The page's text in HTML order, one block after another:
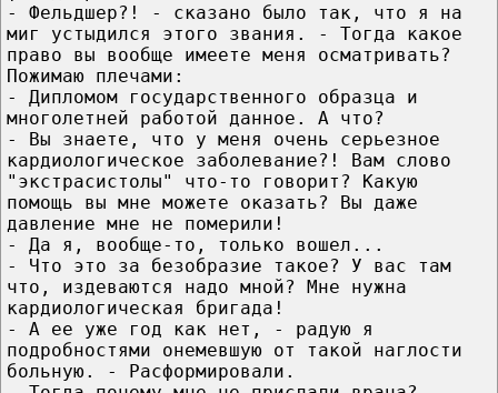
- Фельдшер?! - сказано было так, что я на
миг устыдился этого звания. - Тогда какое
право вы вообще имеете меня осматривать?
Пожимаю плечами:
- Дипломом государственного образца и
многолетней работой данное. А что?
- Вы знаете, что у меня очень серьезное
кардиологическое заболевание?! Вам слово
"экстрасистолы" что-то говорит? Какую
помощь вы мне можете оказать? Вы даже
давление мне не померили!
- Да я, вообще-то, только вошел...
- Что это за безобразие такое? У вас там
что, издеваются надо мной? Мне нужна
кардиологическая бригада!
- А ее уже год как нет, - радую я
подробностями онемевшую от такой наглости
больную. - Расформировали.